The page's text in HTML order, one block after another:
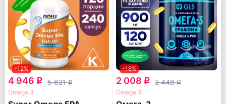
-12%
4 946 q 5 621q
Omega 3
-18%
2 008 q 2 448q
Omega 3